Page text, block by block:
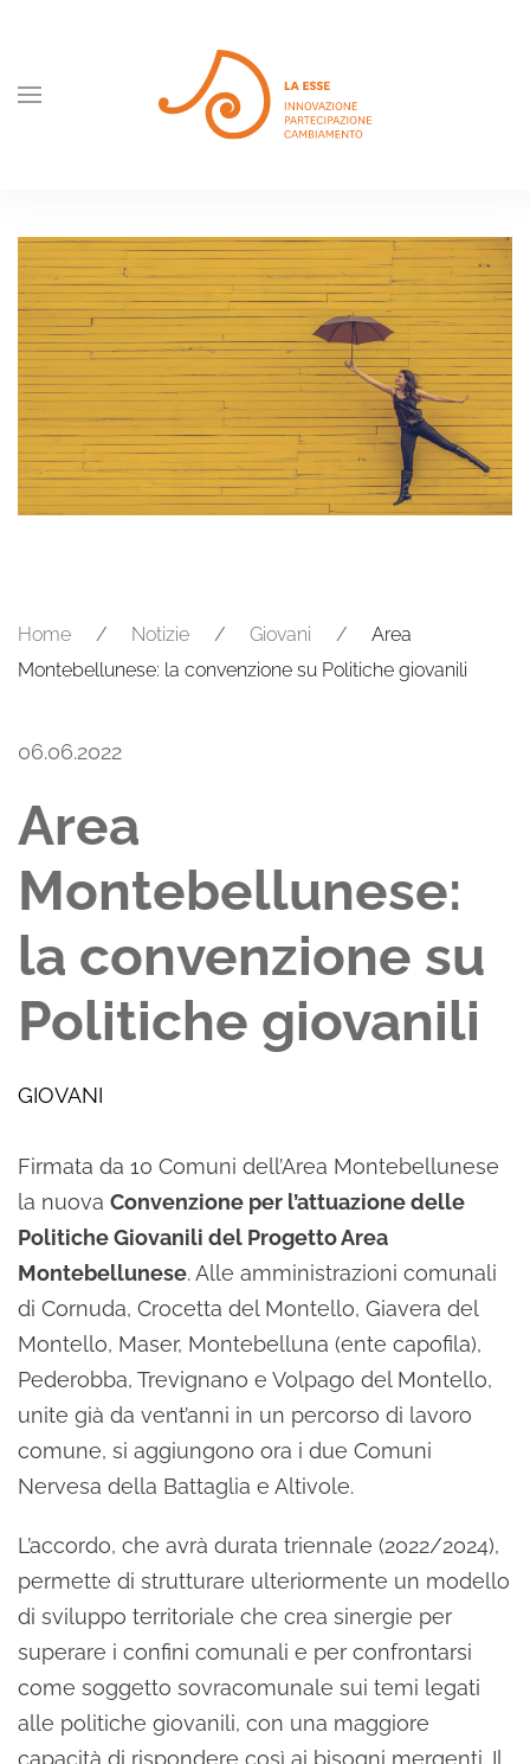
Skip to main content
Home Notizie Giovani
Area
Montebellunese: la convenzione su Politiche giovanili
06.06.2022
Area
Montebellunese:
la convenzione su
Politiche giovanili
GIOVANI
Firmata da 10 Comuni dell’Area Montebellunese
la nuova Convenzione per l’attuazione delle
Politiche Giovanili del Progetto Area
Montebellunese. Alle amministrazioni comunali
di Cornuda, Crocetta del Montello, Giavera del
Montello, Maser, Montebelluna (ente capofila),
Pederobba, Trevignano e Volpago del Montello,
unite già da vent’anni in un percorso di lavoro
comune, si aggiungono ora i due Comuni
Nervesa della Battaglia e Altivole.
L’accordo, che avrà durata triennale (2022/2024),
permette di strutturare ulteriormente un modello
di sviluppo territoriale che crea sinergie per
superare i confini comunali e per confrontarsi
come soggetto sovracomunale sui temi legati
alle politiche giovanili, con una maggiore
capacità di rispondere così ai bisogni mergenti. Il